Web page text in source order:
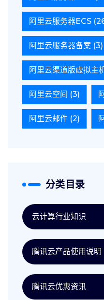
阿里云服务器ECS
阿里云服务器备案 (3)
阿里云渠道版虚拟主
阿里云空间 (3)
阿里云邮件 (2)
分类目录
云计算行业知识
腾讯云产品使用说明
腾讯云优惠资讯